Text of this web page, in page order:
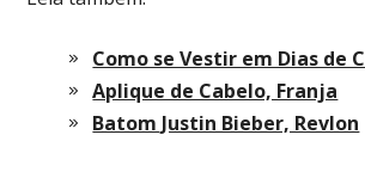
Como se Vestir em Dias de
Aplique de Cabelo, Franja
Batom Justin Bieber, Revlon